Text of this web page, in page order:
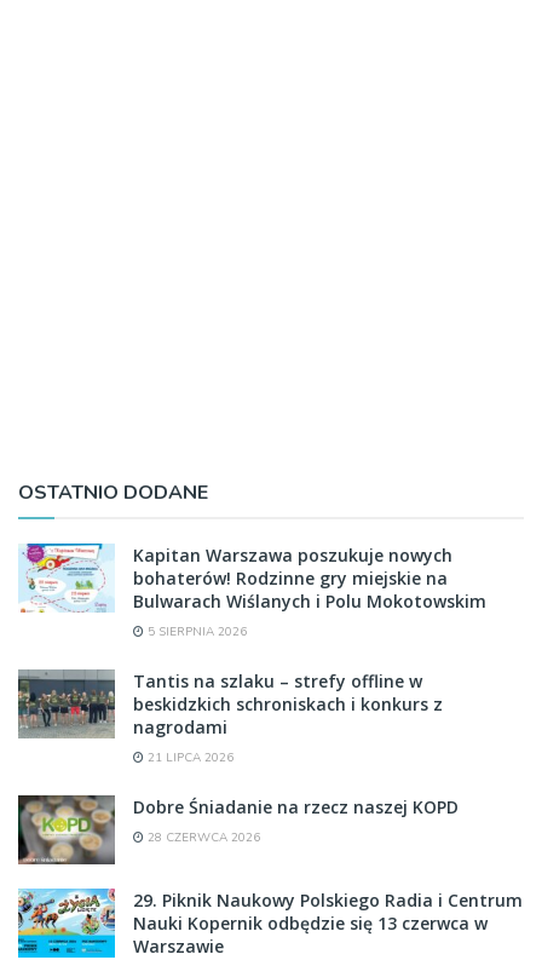
OSTATNIO DODANE
Kapitan Warszawa poszukuje nowych
bohaterów! Rodzinne gry miejskie na
Bulwarach Wiślanych i Polu Mokotowskim
5 SIERPNIA 2026
Tantis na szlaku – strefy offline w
beskidzkich schroniskach i konkurs z
nagrodami
21 LIPCA 2026
Dobre Śniadanie na rzecz naszej KOPD
28 CZERWCA 2026
29. Piknik Naukowy Polskiego Radia i Centrum
Nauki Kopernik odbędzie się 13 czerwca w
Warszawie